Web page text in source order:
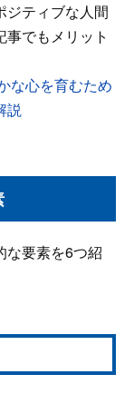
ジティブな人間
でもメリット
な心を育むため
説
な要素を6つ紹